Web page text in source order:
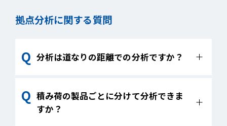
拠点分析に関する質問
分析は道なりの距離での分析ですか？
はい。道路ネットワークデータを使用して
いるため、道なりの距離で分析します。
積み荷の製品ごとに分けて分析できま
すか？